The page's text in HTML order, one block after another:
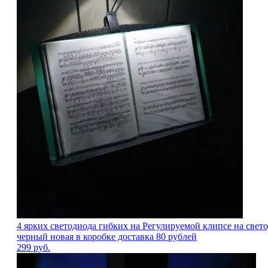
4 ярких светодиода гибких на Регулируемой клипсе на
черный новая в коробке доставка 80 рублей
299 руб.